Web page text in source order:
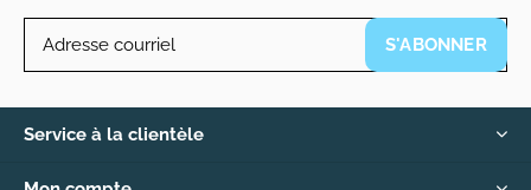
S'ABONNER
Service à la clientèle